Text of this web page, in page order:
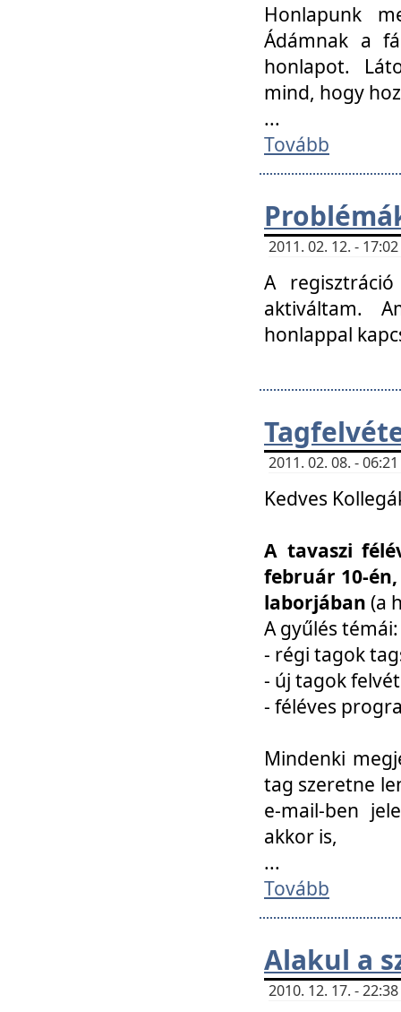
Honlapunk
Ádámnak a
honlapot.
mind, hogy
...
Tovább
2011. 02. 12. -
A
aktiváltam.
honlappal
2011. 02. 08. -
Kedves
A tavaszi
február 10-
laborjában (a
A gyűlés témái:
- régi tagok
- új tagok
- féléves
Mindenki
tag szeretne
e-mail-ben
akkor is,
...
Tovább
Alakul a
2010. 12. 17. -